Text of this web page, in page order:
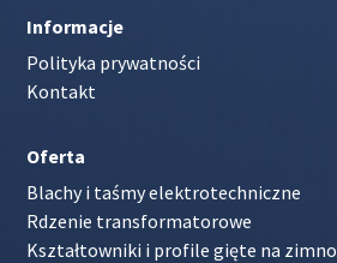
Informacje
Polityka prywatności
Kontakt
Oferta
Blachy i taśmy elektrotechniczne
Rdzenie transformatorowe
Kształtowniki i profile gięte na zimno